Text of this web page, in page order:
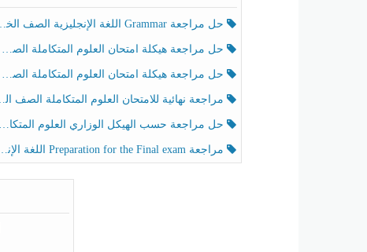
حل مراجعة Grammar اللغة الإنجليزية الصف الخامس الفصل الثالث
حل مراجعة هيكلة امتحان العلوم المتكاملة الصف الخامس انسبير الفصل الثالث
حل مراجعة هيكلة امتحان العلوم المتكاملة الصف الخامس عام الفصل الثالث
مراجعة نهائية للامتحان العلوم المتكاملة الصف الخامس انسبير الفصل الثالث
حل مراجعة حسب الهيكل الوزاري العلوم المتكاملة الصف الخامس عام الفصل الثالث
مراجعة Preparation for the Final exam اللغة الإنجليزية الصف الرابع الفصل الثالث